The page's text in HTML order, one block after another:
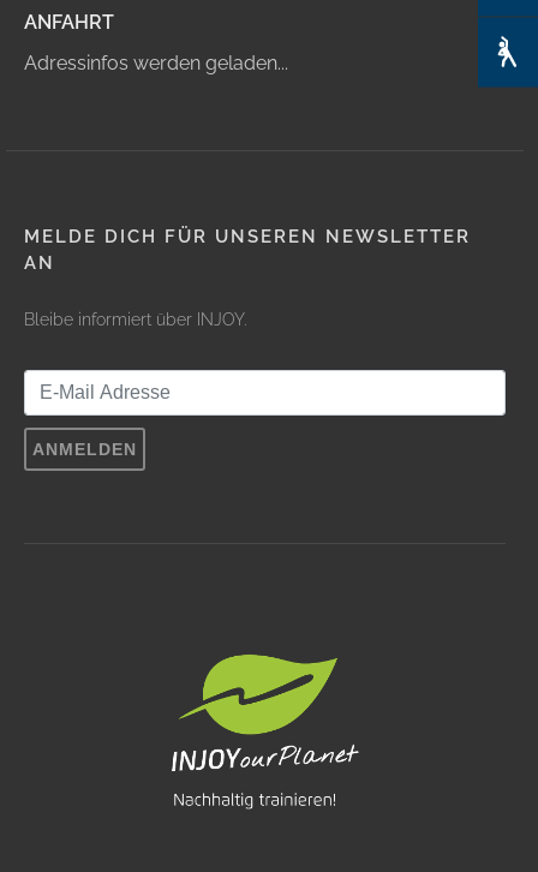
ANFAHRT
Adressinfos werden geladen...
MELDE DICH FÜR UNSEREN NEWSLETTER
AN
Bleibe informiert über INJOY.
ANMELDEN